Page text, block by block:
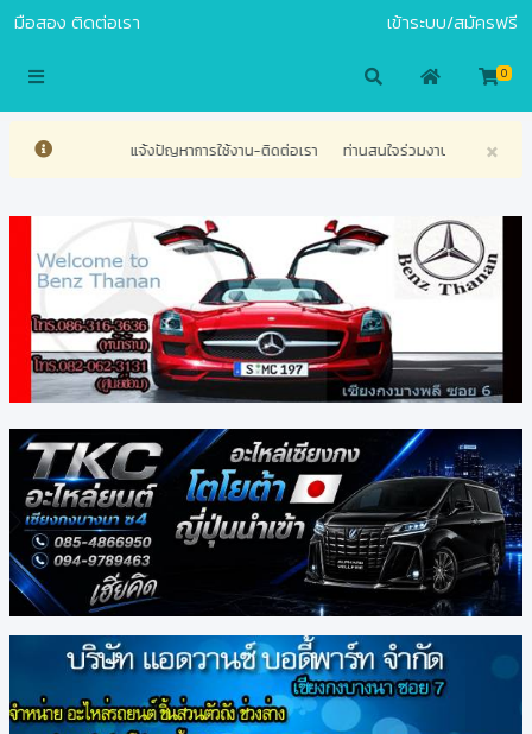
มือสอง ติดต่อเรา เข้าระบบ/สมัครฟรี
0
×
าการใช้งาน-ติดต่อเรา ท่านสนใจร่วมงานกับเรา สามารถติดต่อศูนย์บริการลูกค้าข